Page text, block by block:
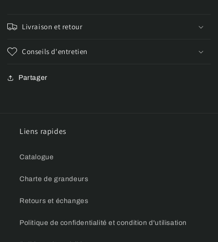
Livraison et retour
Conseils d'entretien
Partager
Liens rapides
Catalogue
Charte de grandeurs
Retours et échanges
Politique de confidentialité et condition d'utilisation